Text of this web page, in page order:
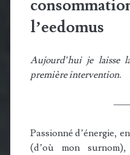
l’eedomus
Aujourd’hui je laisse
première intervention.
Passionné d’énergie,
(d’où mon